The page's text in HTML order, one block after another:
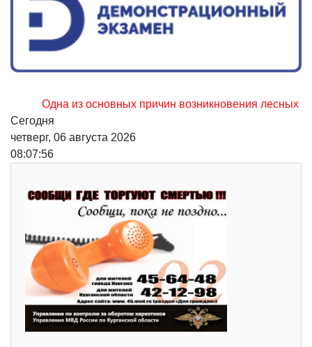
Одна из основных причин возникновения лесных
Сегодня
четверг, 06 августа 2026
08:07:57